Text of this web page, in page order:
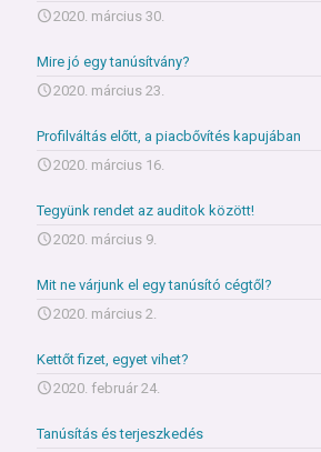
2020. március 30.
Mire jó egy tanúsítvány?
2020. március 23.
Profilváltás előtt, a piacbővítés kapujában
2020. március 16.
Tegyünk rendet az auditok között!
2020. március 9.
Mit ne várjunk el egy tanúsító cégtől?
2020. március 2.
Kettőt fizet, egyet vihet?
2020. február 24.
Tanúsítás és terjeszkedés